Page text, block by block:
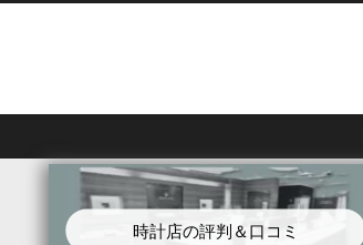
時計店の評判＆口コミ